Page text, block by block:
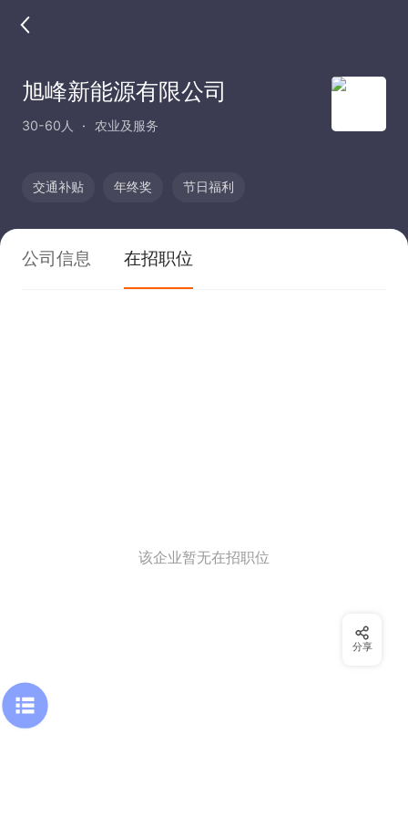
旭峰新能源有限公司
30-60人 农业及服务
交通补贴 年终奖 节日福利
公司信息 在招职位
该企业暂无在招职位
分享